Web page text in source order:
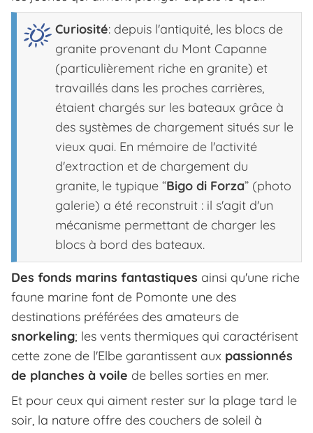
Curiosité: depuis l'antiquité, les blocs de
granite provenant du Mont Capanne
(particulièrement riche en granite) et
travaillés dans les proches carrières,
étaient chargés sur les bateaux grâce à
des systèmes de chargement situés sur le
vieux quai. En mémoire de l'activité
d'extraction et de chargement du
granite, le typique “Bigo di Forza” (photo
galerie) a été reconstruit : il s'agit d'un
mécanisme permettant de charger les
blocs à bord des bateaux.
Des fonds marins fantastiques ainsi qu'une riche
faune marine font de Pomonte une des
destinations préférées des amateurs de
snorkeling; les vents thermiques qui caractérisent
cette zone de l'Elbe garantissent aux passionnés
de planches à voile de belles sorties en mer.
Et pour ceux qui aiment rester sur la plage tard le
soir, la nature offre des couchers de soleil à